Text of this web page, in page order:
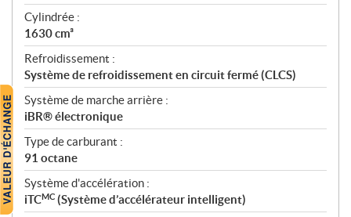
Cylindrée :
1630 cm³
Refroidissement :
Système de refroidissement en circuit fermé (CLCS)
Système de marche arrière :
iBR® électronique
Type de carburant :
91 octane
Système d'accélération :
iTCMC (Système d’accélérateur intelligent)